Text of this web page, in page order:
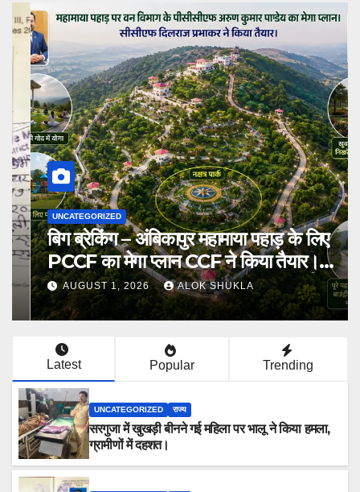
UNCATEGORIZED
बिग ब्रेकिंग – अंबिकापुर महामाया पहाड़ के लिए
PCCF का मेगा प्लान CCF ने किया तैयार।
भारतीय संस्कृति की झलक वाला नक्षत्र पार्क
समेत योग पार्क,बच्चों का पार्क समेत बहुत कुछ होंगे
AUGUST 1, 2026 ALOK SHUKLA
Latest Popular Trending
UNCATEGORIZED राज्य
सरगुजा में खुखड़ी बीनने गई महिला पर भालू ने किया हमला,
ग्रामीणों में दहशत।